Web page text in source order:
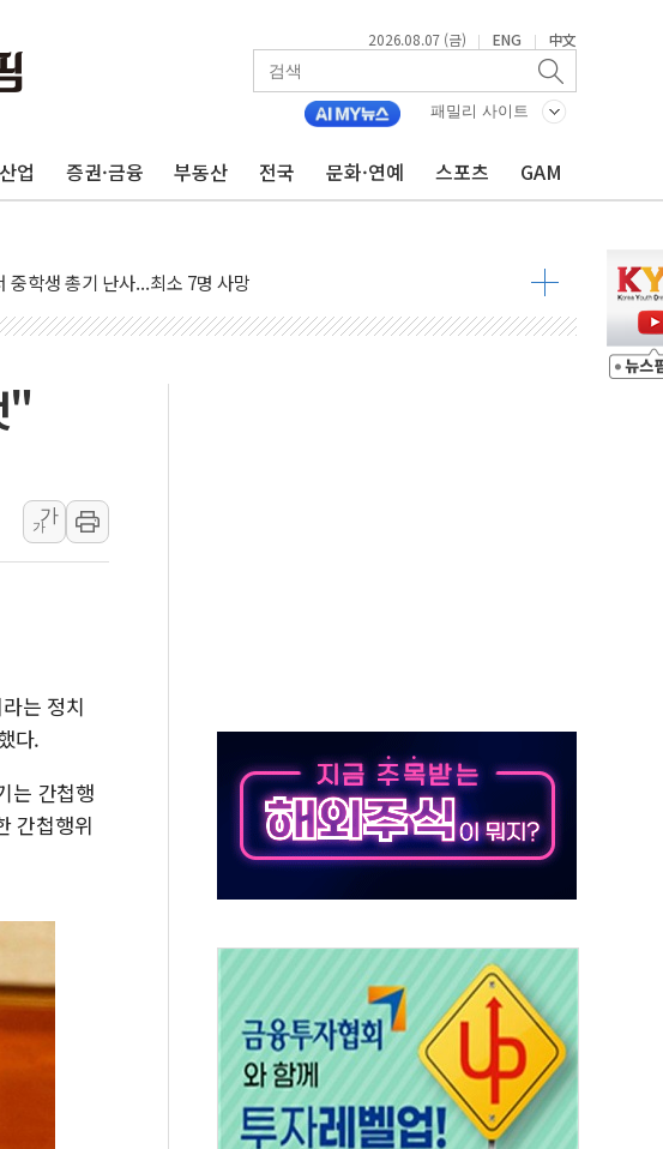
2026.08.07 (금) | ENG | 中文
패밀리 사이트
산업 증권·금융 부동산 전국 문화·연예 스포츠 GAM
전력수요 역대 최고치 경신…한낮 총수요 104.3GW 기록
예멘 정부군과 사우디 동시 공격… 위기 고조되는 또 다른 중동 화약고
터 '가족 사건' 못 맡는다…상피제 실시
서울 등 폭염중대경보 해제…누적 온열질환자 2872명
재현 안돼"...李 부동산 세제안에 與 내부서 '총선·대선 직격탄' 우려
우 피해 경북 안동·의성 특별재난지역 선포
, 10일 거래 재개…"재무구조 개편"
, 농작업 중 온열질환 보장…폭염기 신속 보상 강화
, 육군 3군단과 군 장병 금융교육·전역 지원 협약
보K-맞춤건강보험' 6개월 배타적사용권 획득
'동전주' 무더기 상폐 위기…관리종목 우려 지정예고 총 63개
"
가
가
는 정치
다.
는 간첩행
간첩행위